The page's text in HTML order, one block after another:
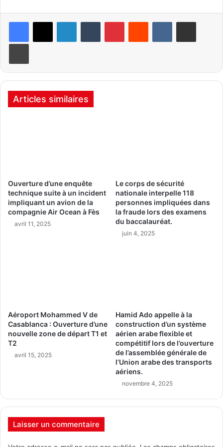
Articles similaires
Ouverture d’une enquête
technique suite à un incident
impliquant un avion de la
compagnie Air Ocean à Fès
avril 11, 2025
Le corps de sécurité
nationale interpelle 118
personnes impliquées dans
la fraude lors des examens
du baccalauréat.
juin 4, 2025
Aéroport Mohammed V de
Casablanca : Ouverture d’une
nouvelle zone de départ T1 et
T2
avril 15, 2025
Hamid Ado appelle à la
construction d’un système
aérien arabe flexible et
compétitif lors de l’ouverture
de l’assemblée générale de
l’Union arabe des transports
aériens.
novembre 4, 2025
Laisser un commentaire